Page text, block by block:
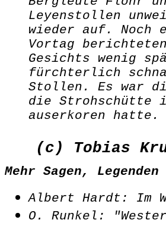
Leyenstollen
wieder auf. Noch
Vortag
Gesichts wenig
fürchterlich
Stollen. Es war
die
auserkoren hatte.
(c) Tobias
Mehr Sagen,
Albert Hardt: Im
O. Runkel: